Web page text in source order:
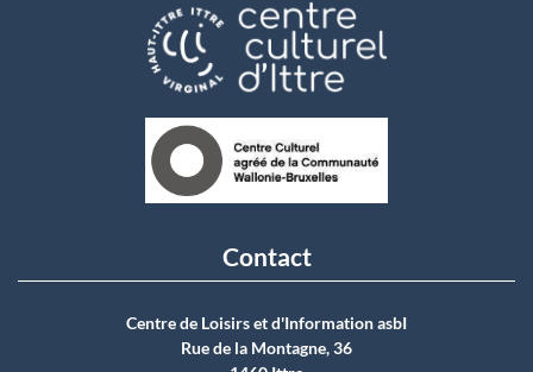
Contact
Centre de Loisirs et d'Information asbI
Rue de la Montagne, 36